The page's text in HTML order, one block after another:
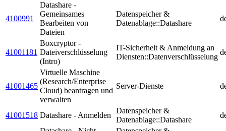
4100991
Datashare -
Gemeinsames
Bearbeiten von
Dateien
Datenspeicher &
Datenablage::Datashare
41001181
Boxcryptor -
Dateiverschlüsselung
(Intro)
IT-Sicherheit & Anmeldung an
Diensten::Datenverschlüsselung
41001465
Virtuelle Maschine
(Research/Enterprise
Cloud) beantragen und
verwalten
Server-Dienste
41001518 Datashare - Anmelden
Datenspeicher &
Datenablage::Datashare